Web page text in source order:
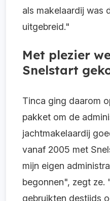
als makelaardij was
uitgebreid."
Met plezier
Snelstart
Tinca ging daarom
pakket om de
jachtmakelaardij
vanaf 2005 met
mijn eigen
begonnen", zegt ze.
gebruikten destijds